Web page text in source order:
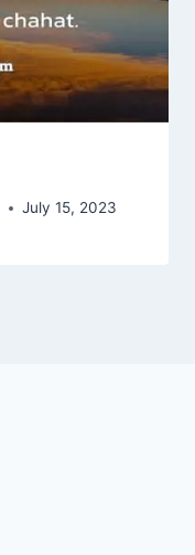
July 15, 2023